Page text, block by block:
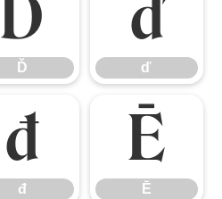
Ď
Ď
ď
ď
đ
đ
Ē
Ē